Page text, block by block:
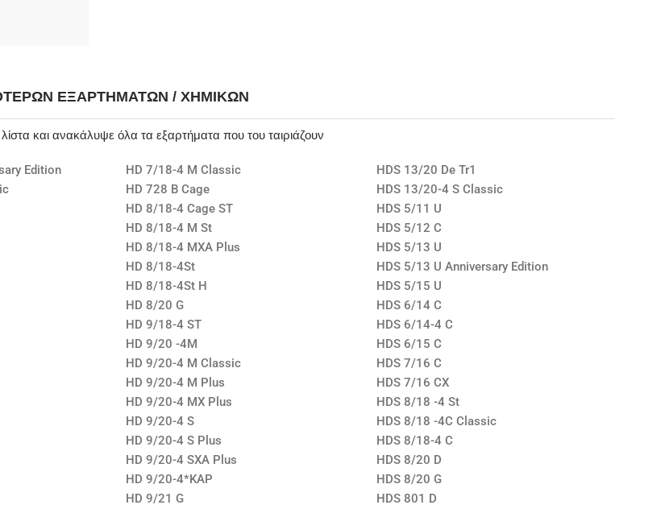
ΕΞΑΡΤΗΜΆΤΩΝ / ΧΗΜΙΚΏΝ
και ανακάλυψε όλα τα εξαρτήματα που του ταιριάζουν
Edition
HD 7/18-4 M Classic
HD 728 B Cage
HD 8/18-4 Cage ST
HD 8/18-4 M St
HD 8/18-4 MXA Plus
HD 8/18-4St
HD 8/18-4St H
HD 8/20 G
HD 9/18-4 ST
HD 9/20 -4M
HD 9/20-4 M Classic
HD 9/20-4 M Plus
HD 9/20-4 MX Plus
HD 9/20-4 S
HD 9/20-4 S Plus
HD 9/20-4 SXA Plus
HD 9/20-4*KAP
HD 9/21 G
HDS 13/20 De Tr1
HDS 13/20-4 S Classic
HDS 5/11 U
HDS 5/12 C
HDS 5/13 U
HDS 5/13 U Anniversary Edition
HDS 5/15 U
HDS 6/14 C
HDS 6/14-4 C
HDS 6/15 C
HDS 7/16 C
HDS 7/16 CX
HDS 8/18 -4 St
HDS 8/18 -4C Classic
HDS 8/18-4 C
HDS 8/20 D
HDS 8/20 G
HDS 801 D